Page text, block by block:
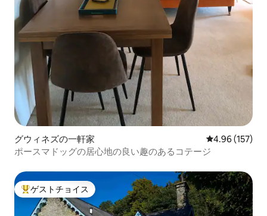
グウィネズの一軒家 レビュー157
4.96 (157)
ポースマドッグの居心地の良い趣のあるコテージ
大好評のゲストチョイスです。
ゲストチョイス